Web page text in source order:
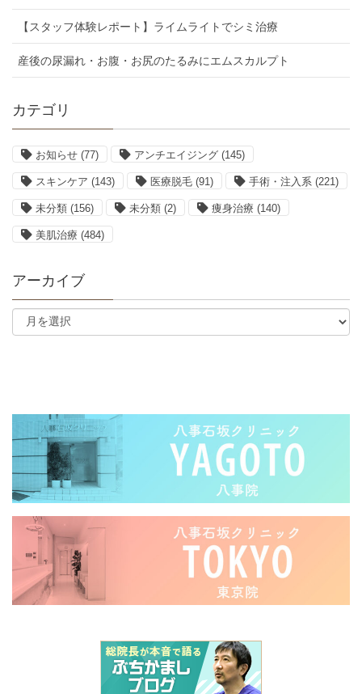
【スタッフ体験レポート】ライムライトでシミ治療
産後の尿漏れ・お腹・お尻のたるみにエムスカルプト
カテゴリ
お知らせ (77) アンチエイジング (145)
スキンケア (143) 医療脱毛 (91) 手術・注入系 (221)
未分類 (156) 未分類 (2) 痩身治療 (140)
美肌治療 (484)
アーカイブ